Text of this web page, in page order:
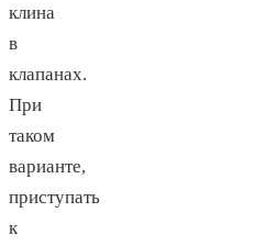
клина
в
клапанах.
При
таком
варианте,
приступать
к